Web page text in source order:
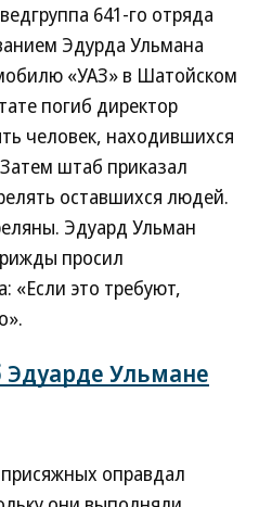
641-го отряда
Эдурда Ульмана
«УАЗ» в Шатойском
погиб директор
человек, находившихся
штаб приказал
оставшихся людей.
Эдуард Ульман
просил
«Если это требуют,
Эдуарде Ульмане
оправдал